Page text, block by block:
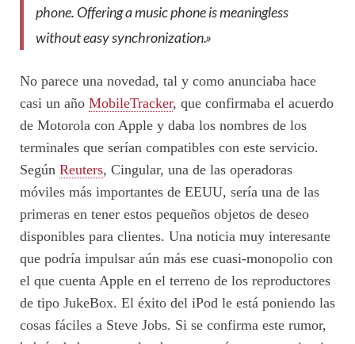
phone. Offering a music phone is meaningless
without easy synchronization.»
No parece una novedad, tal y como anunciaba hace
casi un año MobileTracker, que confirmaba el acuerdo
de Motorola con Apple y daba los nombres de los
terminales que serían compatibles con este servicio.
Según Reuters, Cingular, una de las operadoras
móviles más importantes de EEUU, sería una de las
primeras en tener estos pequeños objetos de deseo
disponibles para clientes. Una noticia muy interesante
que podría impulsar aún más ese cuasi-monopolio con
el que cuenta Apple en el terreno de los reproductores
de tipo JukeBox. El éxito del iPod le está poniendo las
cosas fáciles a Steve Jobs. Si se confirma este rumor,